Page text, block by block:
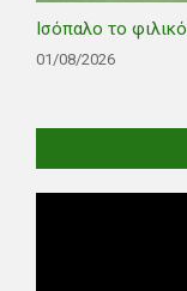
Ισόπαλο το φιλικό
01/08/2026